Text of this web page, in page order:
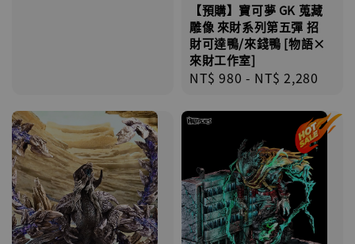
【預購】寶可夢 GK 蒐藏
雕像 來財系列第五彈 招
財可達鴨/來錢鴨 [物語×
來財工作室]
Regular
NT$ 980 - NT$ 2,280